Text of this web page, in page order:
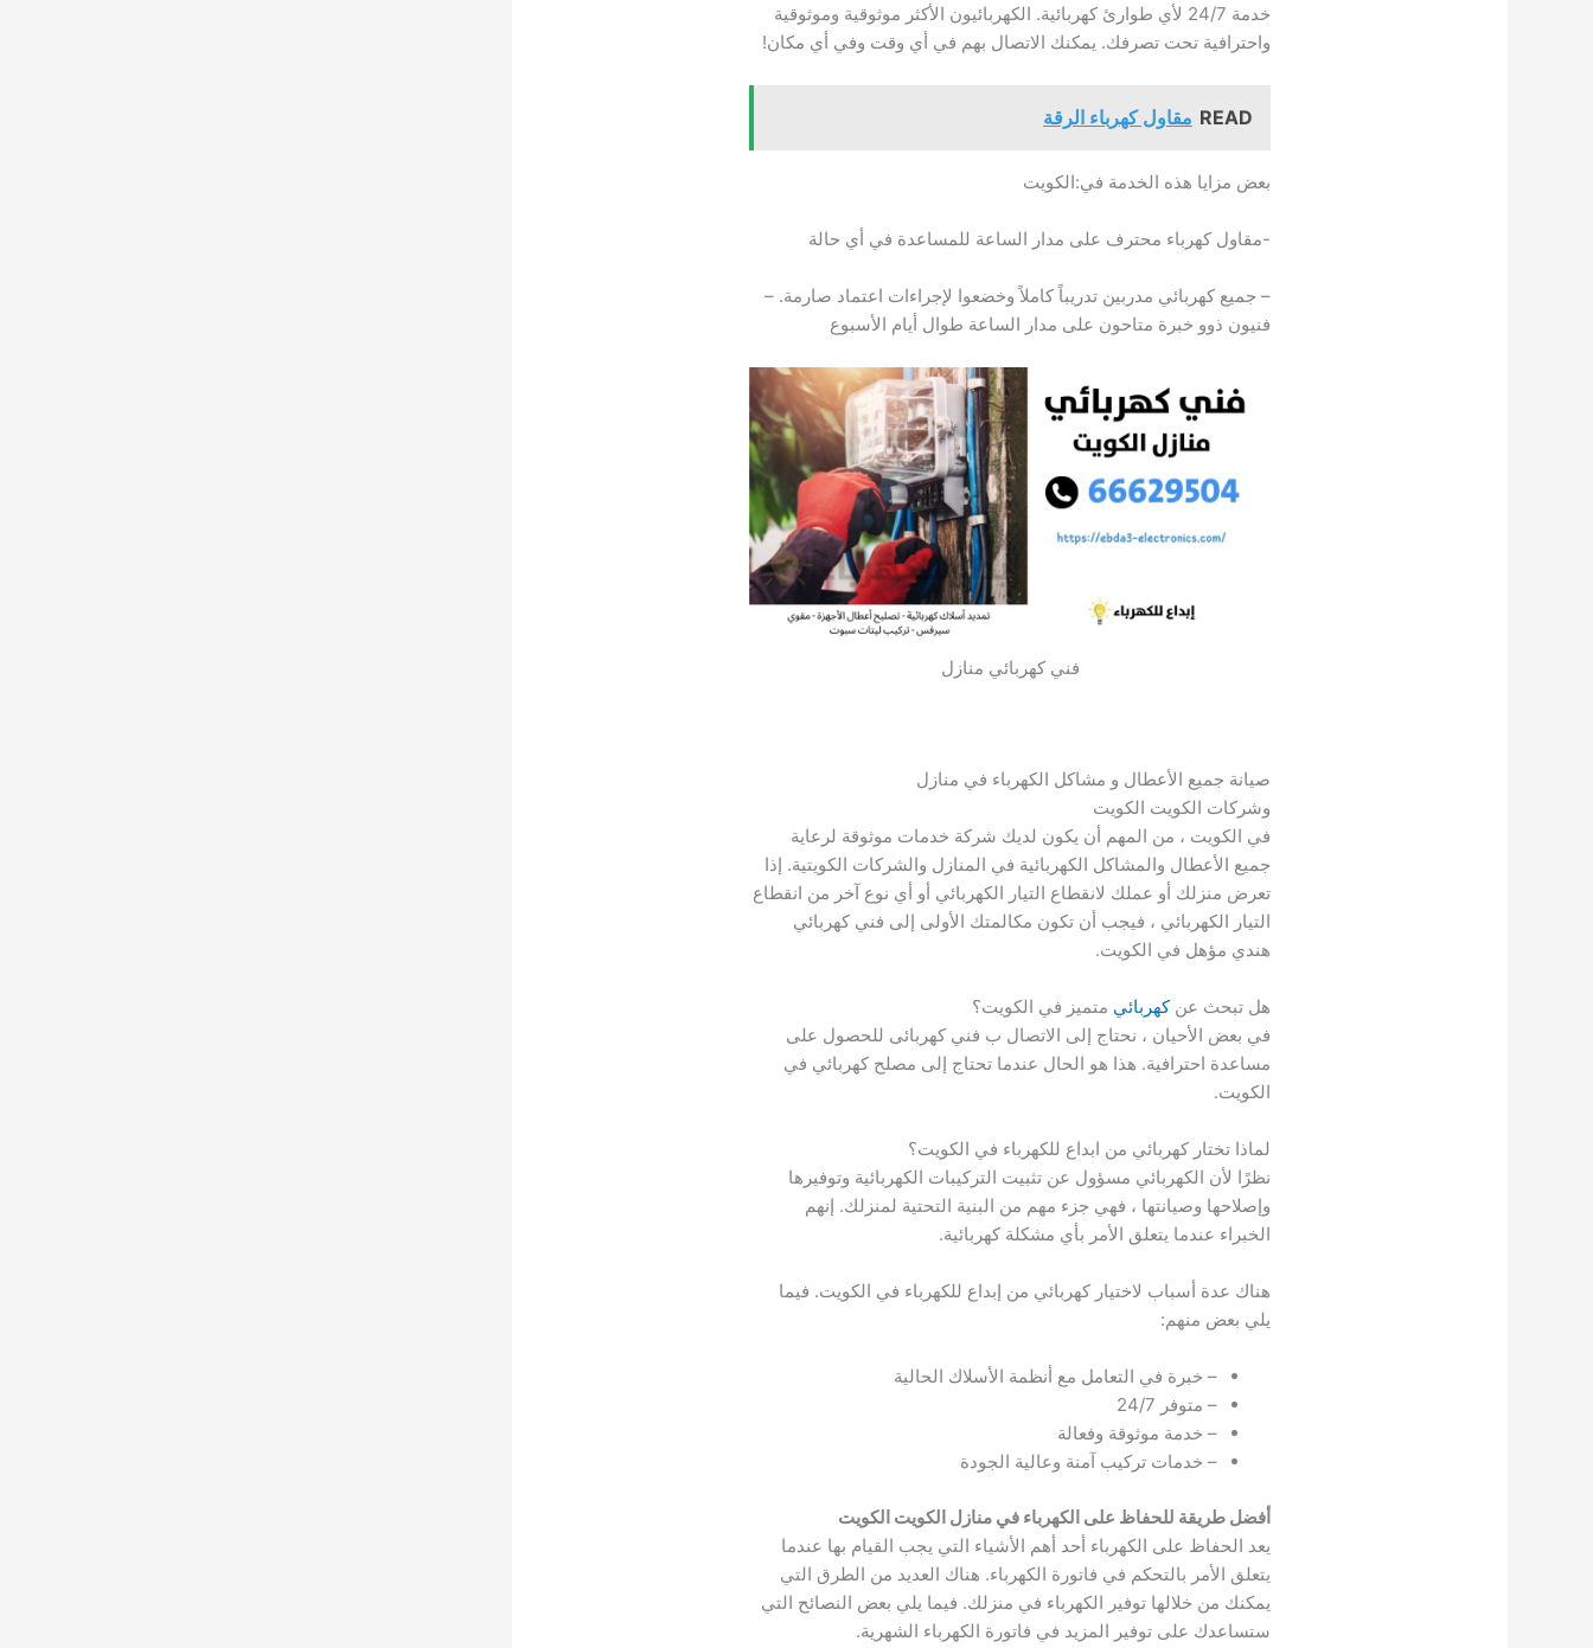
خدمة 24/7 لأي طوارئ كهربائية. الكهربائيون الأكثر موثوقية وموثوقية
واحترافية تحت تصرفك. يمكنك الاتصال بهم في أي وقت وفي أي مكان!
READ مقاول كهرباء الرقة
بعض مزايا هذه الخدمة في:الكويت
-مقاول كهرباء محترف على مدار الساعة للمساعدة في أي حالة
– جميع كهربائي مدربين تدريباً كاملاً وخضعوا لإجراءات اعتماد صارمة. –
فنيون ذوو خبرة متاحون على مدار الساعة طوال أيام الأسبوع
فني كهربائي منازل
صيانة جميع الأعطال و مشاكل الكهرباء في منازل
وشركات الكويت الكويت
في الكويت ، من المهم أن يكون لديك شركة خدمات موثوقة لرعاية
جميع الأعطال والمشاكل الكهربائية في المنازل والشركات الكويتية. إذا
تعرض منزلك أو عملك لانقطاع التيار الكهربائي أو أي نوع آخر من انقطاع
التيار الكهربائي ، فيجب أن تكون مكالمتك الأولى إلى فني كهربائي
هندي مؤهل في الكويت.
هل تبحث عنكهربائي متميز في الكويت؟
في بعض الأحيان ، نحتاج إلى الاتصال ب فني كهربائى للحصول على
مساعدة احترافية. هذا هو الحال عندما تحتاج إلى مصلح كهربائي في
الكويت.
لماذا تختار كهربائي من ابداع للكهرباء في الكويت؟
نظرًا لأن الكهربائي مسؤول عن تثبيت التركيبات الكهربائية وتوفيرها
وإصلاحها وصيانتها ، فهي جزء مهم من البنية التحتية لمنزلك. إنهم
الخبراء عندما يتعلق الأمر بأي مشكلة كهربائية.
هناك عدة أسباب لاختيار كهربائي من إبداع للكهرباء في الكويت. فيما
يلي بعض منهم:
– خبرة في التعامل مع أنظمة الأسلاك الحالية
– متوفر 24/7
– خدمة موثوقة وفعالة
– خدمات تركيب آمنة وعالية الجودة
أفضل طريقة للحفاظ على الكهرباء في منازل الكويت الكويت
يعد الحفاظ على الكهرباء أحد أهم الأشياء التي يجب القيام بها عندما
يتعلق الأمر بالتحكم في فاتورة الكهرباء. هناك العديد من الطرق التي
يمكنك من خلالها توفير الكهرباء في منزلك. فيما يلي بعض النصائح التي
ستساعدك على توفير المزيد في فاتورة الكهرباء الشهرية.